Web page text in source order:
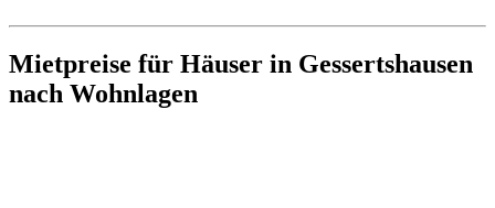
Mietpreise für Häuser in Gessertshausen
nach Wohnlagen